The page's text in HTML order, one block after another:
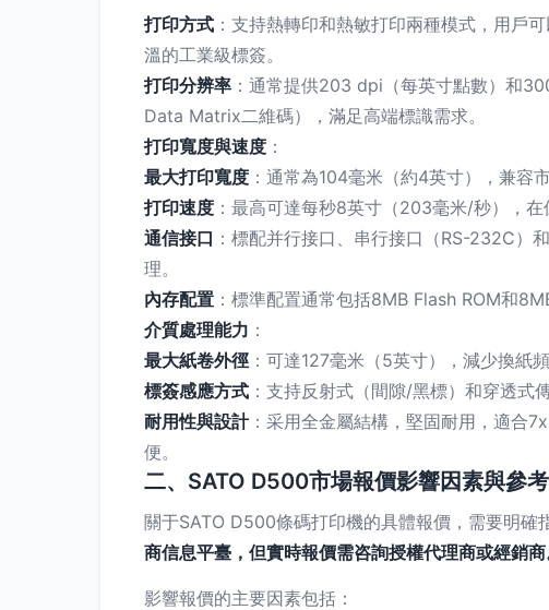
打印方式 ：支持熱轉印和熱敏打印兩種模式，
溫的工業級標簽。
打印分辨率 ：通常提供203 dpi（每英寸點數）和
Data Matrix二維碼），滿足高端標識需求。
打印寬度與速度 ：
最大打印寬度 ：通常為104毫米（約4英寸），兼容市
打印速度 ：最高可達每秒8英寸（203毫米/秒），在保
通信接口 ：標配并行接口、串行接口（RS-232C
理。
內存配置 ：標準配置通常包括8MB Flash ROM和
介質處理能力 ：
最大紙卷外徑 ：可達127毫米（5英寸），減少換紙頻率
標簽感應方式 ：支持反射式（間隙/黑標）和穿透式傳
耐用性與設計：采用全金屬結構，堅固耐用，適合
便。
二、SATO D500市場報價影響因素與參考
關于SATO D500條碼打印機的具體報價，需要明確指
商信息平臺，但實時報價需咨詢授權代理商或經銷商
影響報價的主要因素包括：